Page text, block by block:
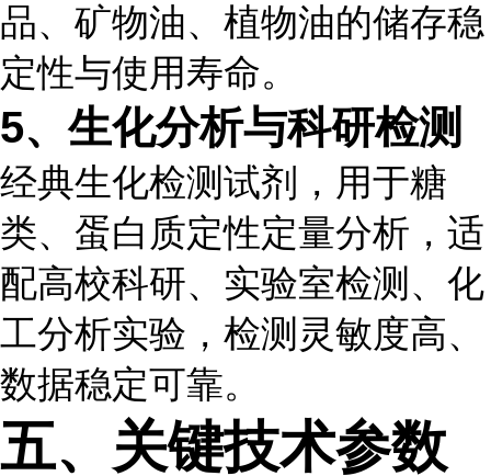
品、矿物油、植物油的储存稳
定性与使用寿命。
5、生化分析与科研检测
经典生化检测试剂，用于糖
类、蛋白质定性定量分析，适
配高校科研、实验室检测、化
工分析实验，检测灵敏度高、
数据稳定可靠。
五、关键技术参数